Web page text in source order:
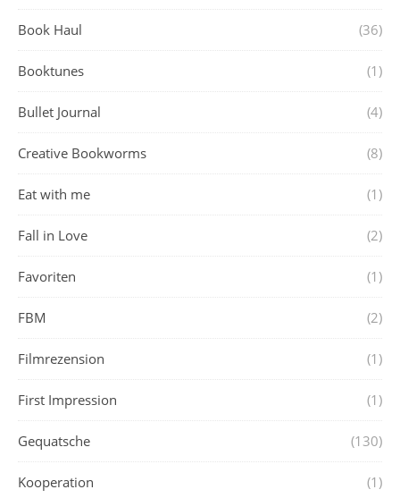
Book Haul (36)
Booktunes (1)
Bullet Journal (4)
Creative Bookworms (8)
Eat with me (1)
Fall in Love (2)
Favoriten (1)
FBM (2)
Filmrezension (1)
First Impression (1)
Gequatsche (130)
Kooperation (1)